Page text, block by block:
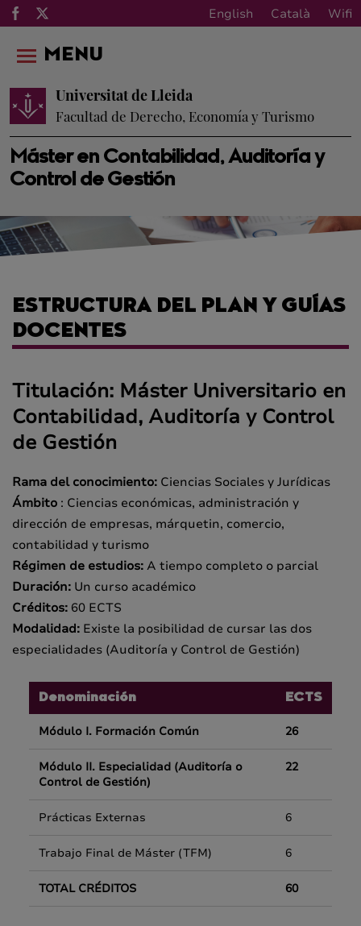
English Català Wifi
Máster en Contabilidad, Auditoría y
Control de Gestión
Universitat de Lleida
Facultad de Derecho, Economía y Turismo
MENU
ESTRUCTURA DEL PLAN Y GUÍAS
DOCENTES
Titulación: Máster Universitario en
Contabilidad, Auditoría y Control
de Gestión
Rama del conocimiento: Ciencias Sociales y Jurídicas
Ámbito : Ciencias económicas, administración y
dirección de empresas, márquetin, comercio,
contabilidad y turismo
Régimen de estudios: A tiempo completo o parcial
Duración: Un curso académico
Créditos: 60 ECTS
Modalidad: Existe la posibilidad de cursar las dos
especialidades (Auditoría y Control de Gestión)
Denominación ECTS
Módulo I. Formación Común 26
Módulo II. Especialidad (Auditoría o
Control de Gestión)
22
Prácticas Externas 6
Trabajo Final de Máster (TFM) 6
TOTAL CRÉDITOS 60